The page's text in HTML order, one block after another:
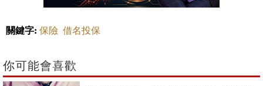
關鍵字: 保險 借名投保
你可能會喜歡